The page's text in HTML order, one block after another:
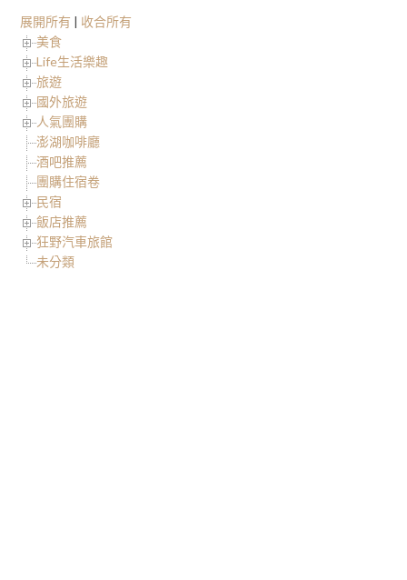
展開所有 | 收合所有
美食
Life生活樂趣
旅遊
國外旅遊
人氣團購
澎湖咖啡廳
酒吧推薦
團購住宿卷
民宿
飯店推薦
狂野汽車旅館
未分類